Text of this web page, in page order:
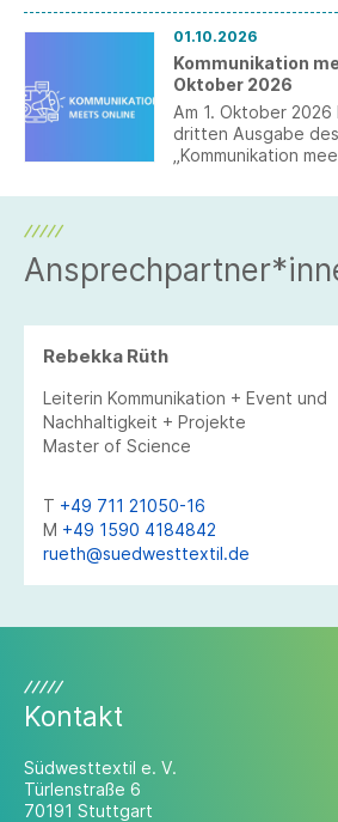
01.10.2026
Kommunikation
Oktober 2026
Am 1. Oktober
dritten Ausgabe
„Kommunikation
Rebekka Rüth
Leiterin Kommunikation + Event und
Nachhaltigkeit + Projekte
Master of Science
T +49 711 21050-16
M +49 1590 4184842
rueth@suedwesttextil.de
Kontakt
Südwesttextil e. V.
Türlenstraße 6
70191 Stuttgart